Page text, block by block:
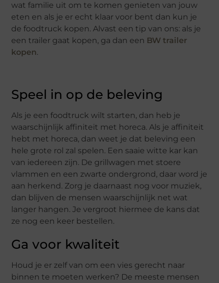
wat familie uit om te komen genieten van jouw
eten en als je er echt klaar voor bent dan kun je
de foodtruck kopen. Alvast een tip van ons: als je
een trailer gaat kopen, ga dan een BW trailer
kopen.
Speel in op de beleving
Als je een foodtruck wilt starten, dan heb je
waarschijnlijk affiniteit met horeca. Als je affiniteit
hebt met horeca, dan weet je dat beleving een
hele grote rol zal spelen. Een saaie witte kar kan
van iedereen zijn. De grillwagen met stoere
vlammen en een zwarte ondergrond, daar word je
aan herkend. Zorg je daarnaast nog voor muziek,
dan blijven de mensen waarschijnlijk net wat
langer hangen. Je vergroot hiermee de kans dat
ze nog een keer bestellen.
Ga voor kwaliteit
Houd je er zelf van om een vies gerecht naar
binnen te moeten werken? De meeste mensen